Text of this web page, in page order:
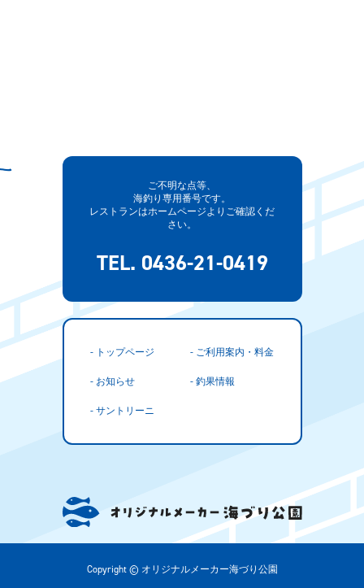
ご不明な点等、
海釣り専用番号です。
レストランはホームページよりご確認くだ
さい。
TEL. 0436-21-0419
- トップページ - ご利用案内・料金
- お知らせ - 釣果情報
- サントリーニ
Copyright © オリジナルメーカー海づり公園